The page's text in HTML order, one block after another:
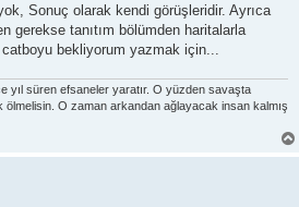
Sonuç olarak kendi görüşleridir. Ayrıca
gerekse tanıtım bölümden haritalarla
bekliyorum yazmak için...
yıl süren efsaneler yaratır. O yüzden savaşta
O zaman arkandan ağlayacak insan kalmış